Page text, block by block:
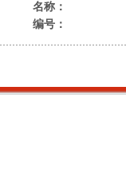
名称：
编号：